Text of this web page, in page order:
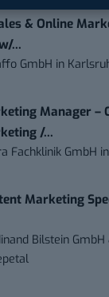
& Online
...
GmbH in
Manager –
/...
Fachklinik GmbH
Marketing
Bilstein GmbH